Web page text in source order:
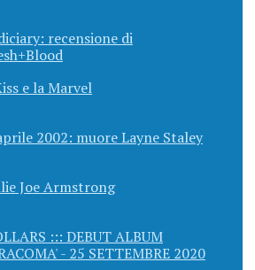
recensione di
e la Marvel
2002: muore Layne Staley
Joe Armstrong
::: DEBUT ALBUM
- 25 SETTEMBRE 2020